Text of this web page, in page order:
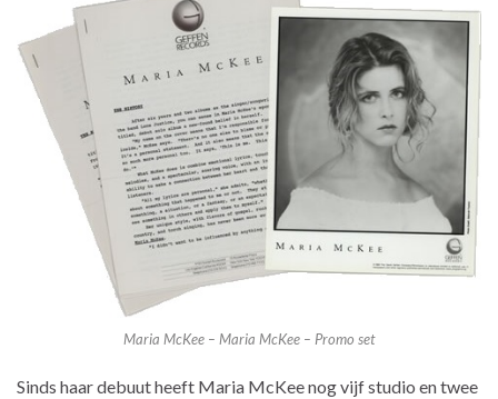
Maria McKee – Maria McKee – Promo set
Sinds haar debuut heeft Maria McKee nog vijf studio en twee